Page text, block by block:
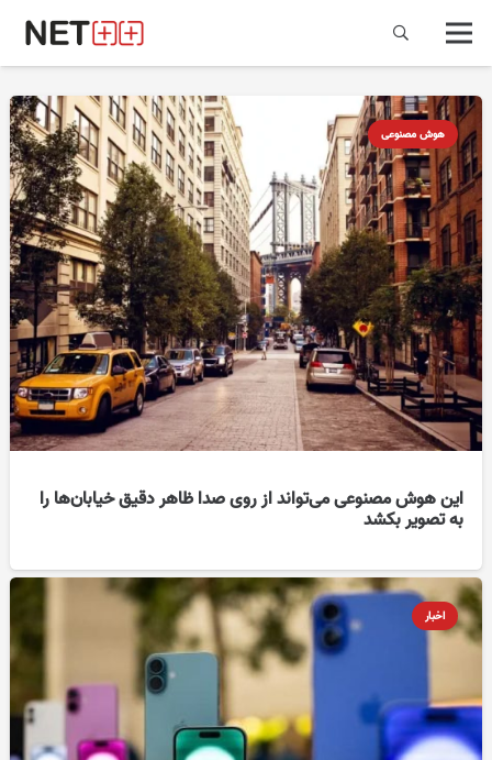
هوش مصنوعی
این هوش مصنوعی می‌تواند از روی صدا ظاهر دقیق خیابان‌ها را
به تصویر بکشد
اخبار